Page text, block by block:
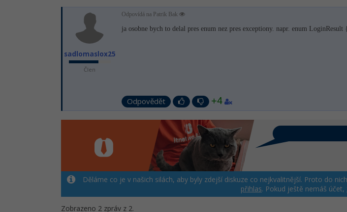
sadlomaslox25
Člen
Odpovídá na Patrik Bak
ja osobne bych to delal pres enum nez pres exceptiony. napr. enum
Odpovědět +4
Děláme co je v našich silách, aby byly zdejší diskuze co nejkvalitnější. Proto do
přihlas. Pokud ještě nemáš účet,
Zobrazeno 2 zpráv z 2.